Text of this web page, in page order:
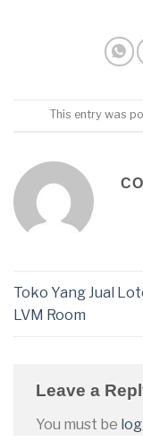
This entry was
Toko Yang Jual
LVM Room
Leave a
You must be